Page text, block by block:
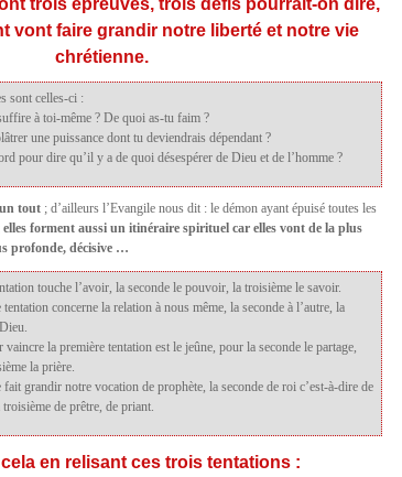
trois épreuves, trois défis pourrait-on dire,
vont faire grandir notre liberté et notre vie
chrétienne.
sont celles-ci :
à toi-même ? De quoi as-tu faim ?
une puissance dont tu deviendrais dépendant ?
pour dire qu’il y a de quoi désespérer de Dieu et de l’homme ?
tout ; d’ailleurs l’Evangile nous dit : le démon ayant épuisé toutes les
elles forment aussi un itinéraire spirituel car elles vont de la plus
profonde, décisive …
touche l’avoir, la seconde le pouvoir, la troisième le savoir.
concerne la relation à nous même, la seconde à l’autre, la
vaincre la première tentation est le jeûne, pour la seconde le partage,
la prière.
fait grandir notre vocation de prophète, la seconde de roi c’est-à-dire de
de prêtre, de priant.
en relisant ces trois tentations :